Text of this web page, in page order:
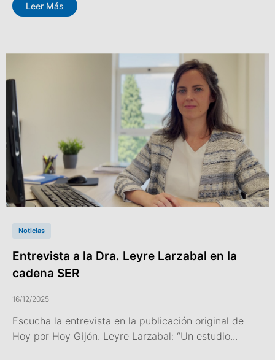
Leer Más
Noticias
Entrevista a la Dra. Leyre Larzabal en la
cadena SER
16/12/2025
Escucha la entrevista en la publicación original de
Hoy por Hoy Gijón. Leyre Larzabal: “Un estudio...